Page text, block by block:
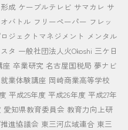
成 ケーブルテレビ サマカレ サ
バトル フリーペーパー フレッ
ジェクトマネジメント メンタル
タ 一般社団法人火Okoshi 三ケ日
座 卒業研究 名古屋国税局 夢ナビ
就業体験講座 岡崎商業高等学校
平成25年度 平成26年度 平成27年
愛知県教育委員会 教育力向上研
進協議会 東三河広域連合 東三